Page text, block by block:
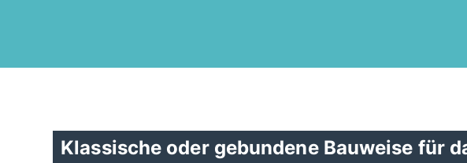
Klassische oder gebundene Bauweise für